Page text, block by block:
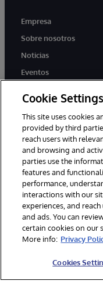
Empresa
Sobre nosotros
Noticias
Eventos
1996-2026 InterSystems
derechos reservados.
Avisos/Términos y
Garantía de devolución
Cookie Settings
This site uses cookies
provided by third
reach users with
and browsing and
parties use the
features and
performance,
interactions with our
experiences, and
and ads. You can
certain cookies on our
More info: Privacy
Cookies